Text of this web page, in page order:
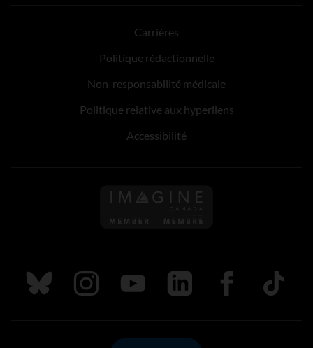
Carrières
Politique rédactionnelle
Non-responsabilité médicale
Politique relative aux hyperliens
Accessibilité
Suivez nous sur Bluesky
Suivez nous sur Instagram
Suivez nous sur Youtube
Suivez nous sur LinkedIn
Suivez nous sur
TikTok